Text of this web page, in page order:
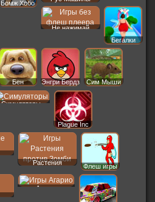
Бомж Хобо
Не нажимай
Бегалки
Бен Энгри Бердз Сим Мыши
Симуляторы
Plague Inc
Растения
Флеш игры
Агарио